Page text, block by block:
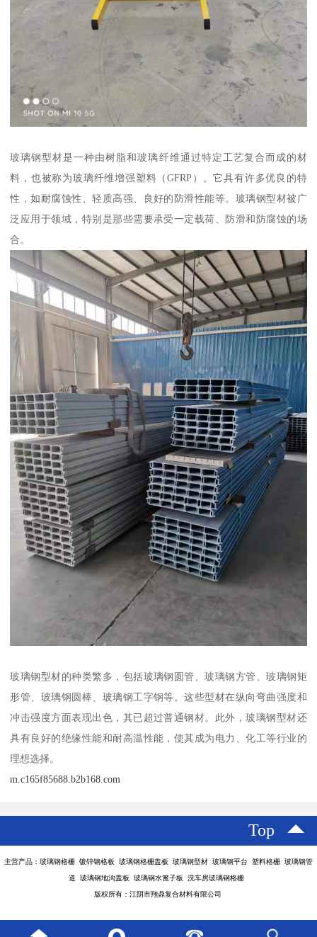
玻璃钢型材是一种由树脂和玻璃纤维通过特定工艺复合而成的材
料，也被称为玻璃纤维增强塑料（GFRP）。它具有许多优良的特
性，如耐腐蚀性、轻质高强、良好的防滑性能等。玻璃钢型材被广
泛应用于领域，特别是那些需要承受一定载荷、防滑和防腐蚀的场
合。
玻璃钢型材的种类繁多，包括玻璃钢圆管、玻璃钢方管、玻璃钢矩
形管、玻璃钢圆棒、玻璃钢工字钢等。这些型材在纵向弯曲强度和
冲击强度方面表现出色，其已超过普通钢材。此外，玻璃钢型材还
具有良好的绝缘性能和耐高温性能，使其成为电力、化工等行业的
理想选择。
m.c165f85688.b2b168.com
Top
主营产品：玻璃钢格栅 镀锌钢格板 玻璃钢格栅盖板 玻璃钢型材 玻璃钢平台 塑料格栅 玻璃钢管
道 玻璃钢地沟盖板 玻璃钢水篦子板 洗车房玻璃钢格栅
版权所有：江阴市翔鼎复合材料有限公司